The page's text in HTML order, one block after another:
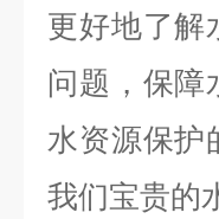
更好地了解
问题，保障
水资源保护
我们宝贵的